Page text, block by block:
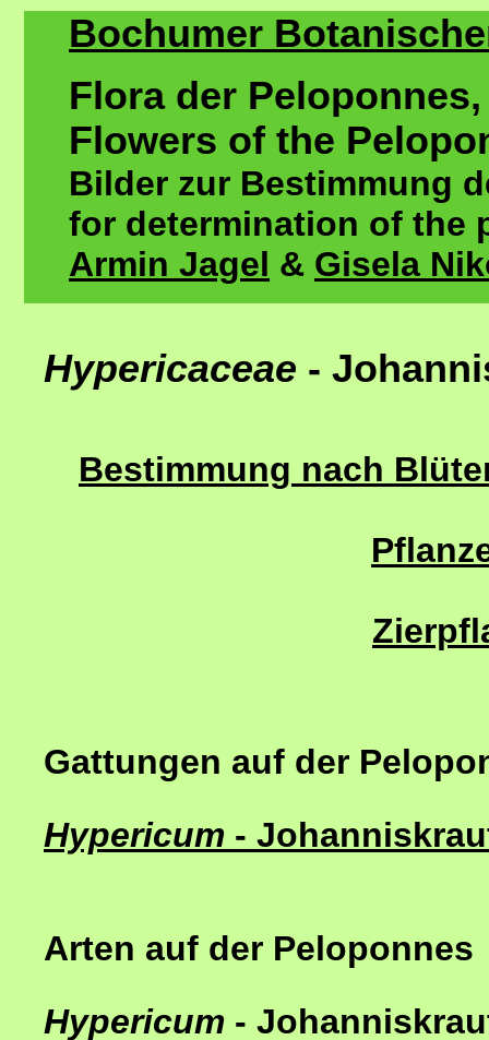
Bochumer
Flora der
Flowers of the
Bilder zur Bestimmung
for determination of the
Armin Jagel & Gisela
Hypericaceae -
Bestimmung nach
Gattungen auf der
Hypericum -
Arten auf der Peloponnes
Hypericum -